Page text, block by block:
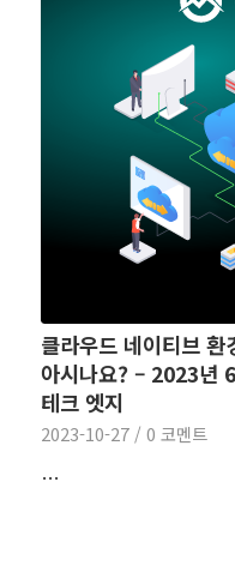
클라우드 네이티브
아시나요? – 2023년
테크 엣지
2023-10-27 / 0 코멘트
…